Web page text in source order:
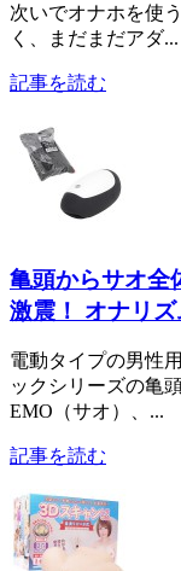
次いでオナホを使
く、まだまだアダ...
記事を読む
亀頭からサオ
激震！ オナリズ
電動タイプの男性
ックシリーズの亀
EMO（サオ）、...
記事を読む